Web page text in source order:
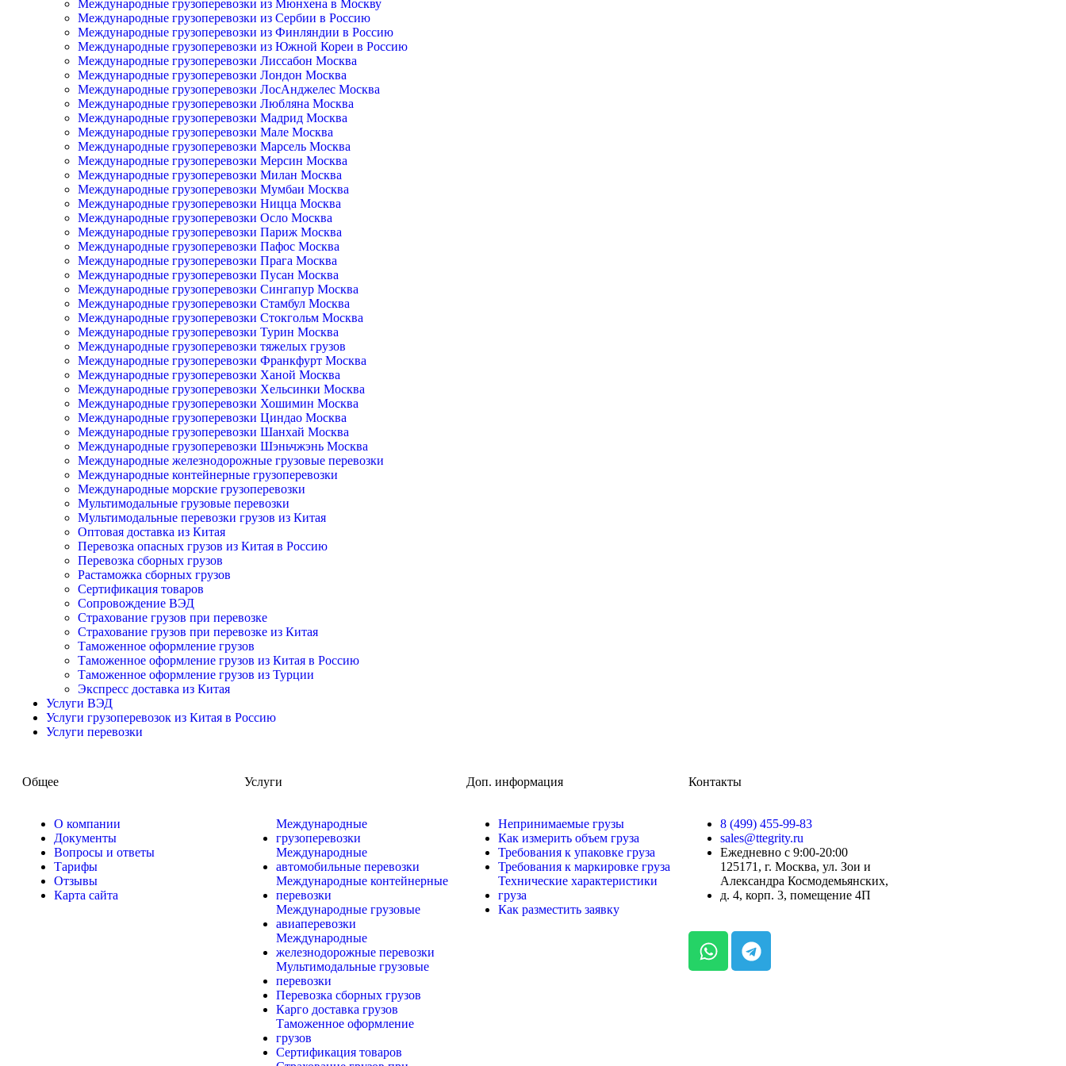
Международные грузоперевозки из Мюнхена в Москву
Международные грузоперевозки из Сербии в Россию
Международные грузоперевозки из Финляндии в Россию
Международные грузоперевозки из Южной Кореи в Россию
Международные грузоперевозки Лиссабон Москва
Международные грузоперевозки Лондон Москва
Международные грузоперевозки ЛосАнджелес Москва
Международные грузоперевозки Любляна Москва
Международные грузоперевозки Мадрид Москва
Международные грузоперевозки Мале Москва
Международные грузоперевозки Марсель Москва
Международные грузоперевозки Мерсин Москва
Международные грузоперевозки Милан Москва
Международные грузоперевозки Мумбаи Москва
Международные грузоперевозки Ницца Москва
Международные грузоперевозки Осло Москва
Международные грузоперевозки Париж Москва
Международные грузоперевозки Пафос Москва
Международные грузоперевозки Прага Москва
Международные грузоперевозки Пусан Москва
Международные грузоперевозки Сингапур Москва
Международные грузоперевозки Стамбул Москва
Международные грузоперевозки Стокгольм Москва
Международные грузоперевозки Турин Москва
Международные грузоперевозки тяжелых грузов
Международные грузоперевозки Франкфурт Москва
Международные грузоперевозки Ханой Москва
Международные грузоперевозки Хельсинки Москва
Международные грузоперевозки Хошимин Москва
Международные грузоперевозки Циндао Москва
Международные грузоперевозки Шанхай Москва
Международные грузоперевозки Шэньчжэнь Москва
Международные железнодорожные грузовые перевозки
Международные контейнерные грузоперевозки
Международные морские грузоперевозки
Мультимодальные грузовые перевозки
Мультимодальные перевозки грузов из Китая
Оптовая доставка из Китая
Перевозка опасных грузов из Китая в Россию
Перевозка сборных грузов
Растаможка сборных грузов
Сертификация товаров
Сопровождение ВЭД
Страхование грузов при перевозке
Страхование грузов при перевозке из Китая
Таможенное оформление грузов
Таможенное оформление грузов из Китая в Россию
Таможенное оформление грузов из Турции
Экспресс доставка из Китая
Услуги ВЭД
Услуги грузоперевозок из Китая в Россию
Услуги перевозки
Общее
О компании
Документы
Вопросы и ответы
Тарифы
Отзывы
Карта сайта
Услуги
Международные
грузоперевозки
Международные
автомобильные перевозки
Международные контейнерные
перевозки
Международные грузовые
авиаперевозки
Международные
железнодорожные перевозки
Мультимодальные грузовые
перевозки
Перевозка сборных грузов
Карго доставка грузов
Таможенное оформление
грузов
Сертификация товаров
Доп. информация
Непринимаемые грузы
Как измерить объем груза
Требования к упаковке груза
Требования к маркировке груза
Технические характеристики
груза
Как разместить заявку
Контакты
8 (499) 455-99-83
sales@ttegrity.ru
Ежедневно с 9:00-20:00
125171, г. Москва, ул. Зои и
Александра Космодемьянских,
д. 4, корп. 3, помещение 4П